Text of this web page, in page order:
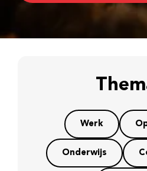
Werk
Onderwijs